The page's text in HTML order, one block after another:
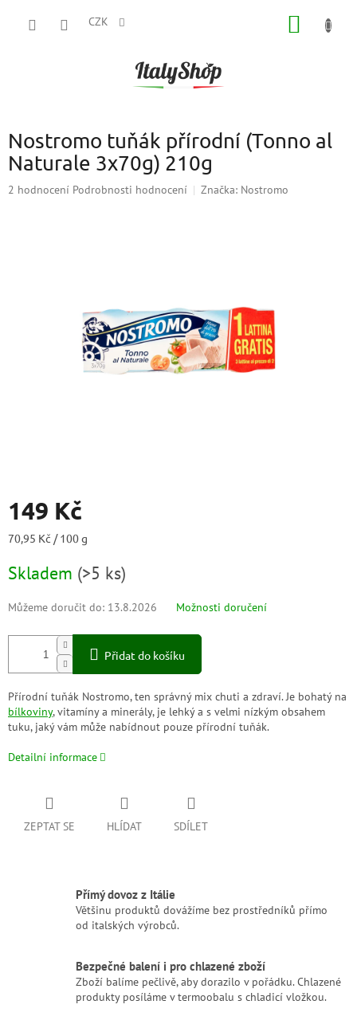
CZK
Nostromo tuňák přírodní (Tonno al
Naturale 3x70g) 210g
Průměrné
2 hodnocení Podrobnosti hodnocení Značka: Nostromo
149 Kč
Měrná
70,95 Kč / 100 g
Skladem (>5 ks)
Můžeme doručit do: 13.8.2026 Možnosti doručení
Přidat do košíku
Přírodní tuňák Nostromo, ten správný mix chuti a zdraví. Je bohatý na
bílkoviny, vitamíny a minerály, je lehký a s velmi nízkým obsahem
tuku, jaký vám může nabídnout pouze přírodní tuňák.
Detailní informace
ZEPTAT SE HLÍDAT SDÍLET
Přímý dovoz z Itálie
Většinu produktů dovážíme bez prostředníků přímo
od italských výrobců.
Bezpečné balení i pro chlazené zboží
Zboží balíme pečlivě, aby dorazilo v pořádku. Chlazené
produkty posíláme v termoobalu s chladicí vložkou.